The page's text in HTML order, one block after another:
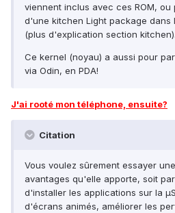
viennent inclus avec ces ROM,
d'une kitchen Light package dans
(plus d'explication section kitchen).
Ce kernel (noyau) a aussi pour
via Odin, en PDA!
J'ai rooté mon téléphone, ensuite?
Citation
Vous voulez sûrement essayer
avantages qu'elle apporte, soit
d'installer les applications sur la
d'écrans animés, améliorer les